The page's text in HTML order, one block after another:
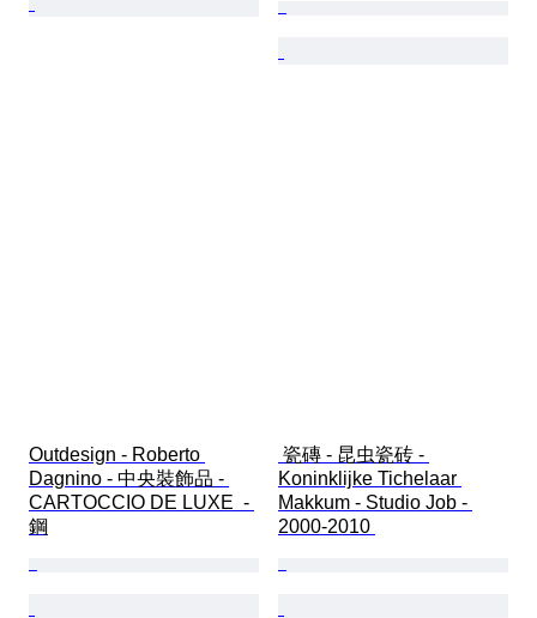
Outdesign - Roberto
Dagnino - 中央裝飾品 -
CARTOCCIO DE LUXE  -
鋼
Koninklijke Tichelaar
Makkum - Studio Job -
2000-2010